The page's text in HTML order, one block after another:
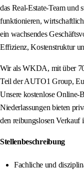
das Real-Estate-Team und
funktionieren,
ein wachsendes
Effizienz, Kostenstruktur
Wir als WKDA, mit über
Teil der AUTO1 Group,
Unsere kostenlose Online-
Niederlassungen bieten
den reibungslosen Verkauf
Stellenbeschreibung
Fachliche und